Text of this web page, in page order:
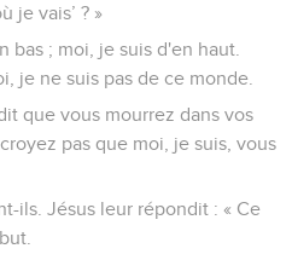
je vais’ ? »
bas ; moi, je suis d'en haut.
je ne suis pas de ce monde.
que vous mourrez dans vos
pas que moi, je suis, vous
ils. Jésus leur répondit : « Ce